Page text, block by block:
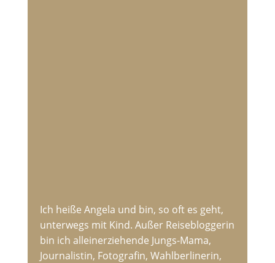
Ich heiße Angela und bin, so oft es geht,
unterwegs mit Kind. Außer Reisebloggerin
bin ich alleinerziehende Jungs-Mama,
Journalistin, Fotografin, Wahlberlinerin,